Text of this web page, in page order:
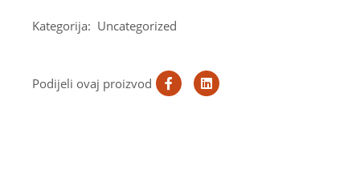
Kategorija: Uncategorized
Podijeli ovaj proizvod